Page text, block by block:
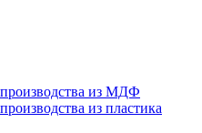
из МДФ
из пластика